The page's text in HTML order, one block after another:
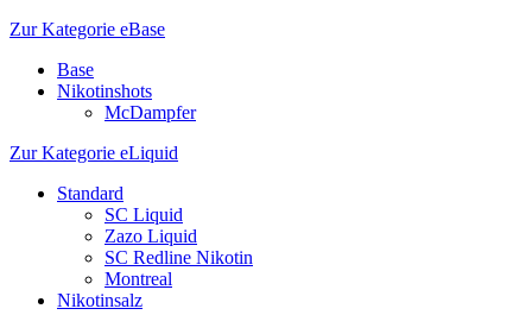
Zur Kategorie eBase
Base
Nikotinshots
McDampfer
Zur Kategorie eLiquid
Standard
SC Liquid
Zazo Liquid
SC Redline Nikotin
Montreal
Nikotinsalz